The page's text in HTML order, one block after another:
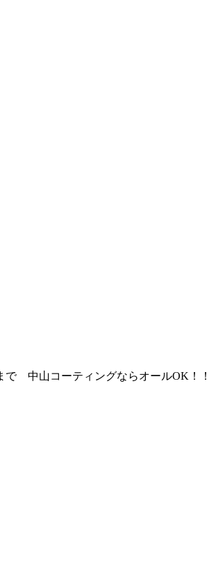
で 中山コーティングならオールOK！！